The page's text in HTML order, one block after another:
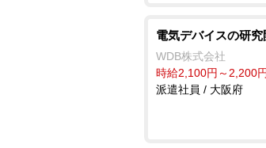
電気デバイスの研
WDB株式会社
時給2,100円～2,200円
派遣社員 / 大阪府